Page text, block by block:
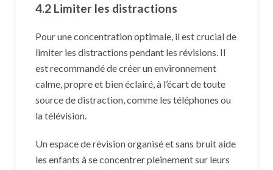
4.2 Limiter les distractions
Pour une concentration optimale, il est crucial de
limiter les distractions pendant les révisions. Il
est recommandé de créer un environnement
calme, propre et bien éclairé, à l’écart de toute
source de distraction, comme les téléphones ou
la télévision.
Un espace de révision organisé et sans bruit aide
les enfants à se concentrer pleinement sur leurs